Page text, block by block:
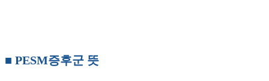
■ PESM증후군 뜻